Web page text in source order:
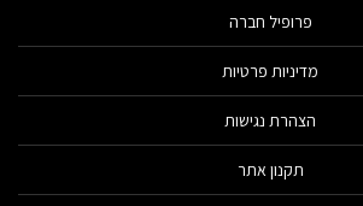
פרופיל חברה
מדיניות פרטיות
הצהרת נגישות
תקנון אתר